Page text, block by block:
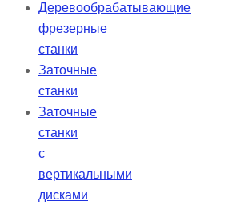
Деревообрабатывающие
фрезерные
станки
Заточные
станки
Заточные
станки
с
вертикальными
дисками